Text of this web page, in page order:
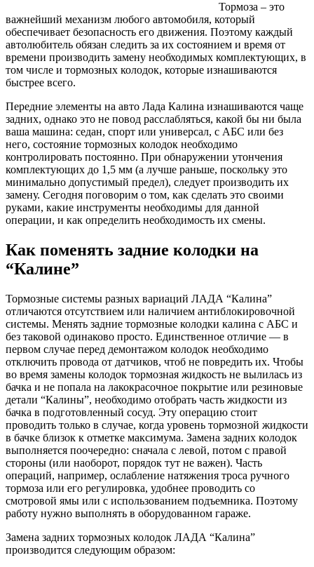
Тормоза – это
важнейший механизм любого автомобиля, который
обеспечивает безопасность его движения. Поэтому каждый
автолюбитель обязан следить за их состоянием и время от
времени производить замену необходимых комплектующих, в
том числе и тормозных колодок, которые изнашиваются
быстрее всего.
Передние элементы на авто Лада Калина изнашиваются чаще
задних, однако это не повод расслабляться, какой бы ни была
ваша машина: седан, спорт или универсал, с АБС или без
него, состояние тормозных колодок необходимо
контролировать постоянно. При обнаружении утончения
комплектующих до 1,5 мм (а лучше раньше, поскольку это
минимально допустимый предел), следует производить их
замену. Сегодня поговорим о том, как сделать это своими
руками, какие инструменты необходимы для данной
операции, и как определить необходимость их смены.
Как поменять задние колодки на
“Калине”
Тормозные системы разных вариаций ЛАДА “Калина”
отличаются отсутствием или наличием антиблокировочной
системы. Менять задние тормозные колодки калина с АБС и
без таковой одинаково просто. Единственное отличие — в
первом случае перед демонтажом колодок необходимо
отключить провода от датчиков, чтоб не повредить их. Чтобы
во время замены колодок тормозная жидкость не вылилась из
бачка и не попала на лакокрасочное покрытие или резиновые
детали “Калины”, необходимо отобрать часть жидкости из
бачка в подготовленный сосуд. Эту операцию стоит
проводить только в случае, когда уровень тормозной жидкости
в бачке близок к отметке максимума. Замена задних колодок
выполняется поочередно: сначала с левой, потом с правой
стороны (или наоборот, порядок тут не важен). Часть
операций, например, ослабление натяжения троса ручного
тормоза или его регулировка, удобнее проводить со
смотровой ямы или с использованием подъемника. Поэтому
работу нужно выполнять в оборудованном гараже.
Замена задних тормозных колодок ЛАДА “Калина”
производится следующим образом: